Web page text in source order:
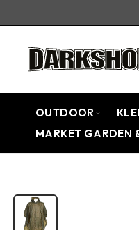
OUTDOOR
MARKET GARDEN